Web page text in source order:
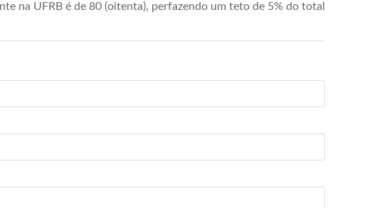
na UFRB é de 80 (oitenta), perfazendo um teto de 5% do total